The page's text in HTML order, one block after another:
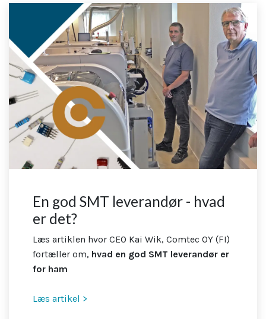
En god SMT leverandør - hvad
er det?
Læs artiklen hvor CEO Kai Wik, Comtec OY (FI)
fortæller om, hvad en god SMT leverandør er
for ham
Læs artikel >